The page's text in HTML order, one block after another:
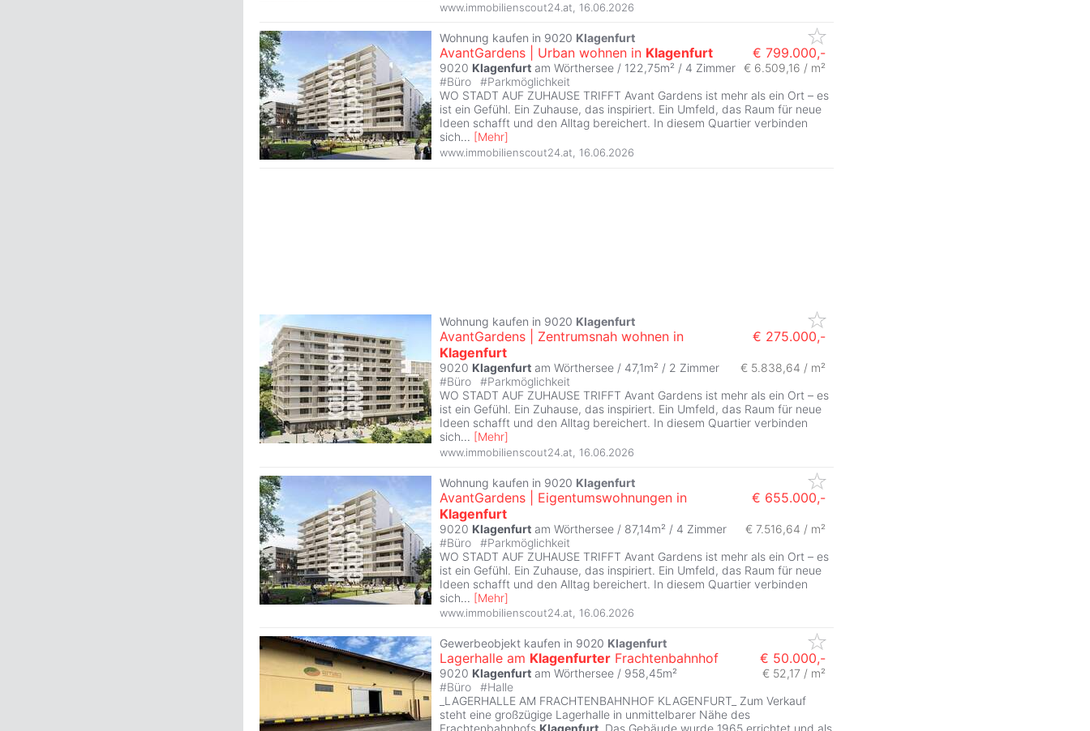
www.immobilienscout24.at 16.06.2026
Wohnung kaufen in 9020 Klagenfurt
AvantGardens | Urban wohnen in Klagenfurt € 799.000,-
9020 Klagenfurt am Wörthersee / 122,75m² / 4 Zimmer € 6.509,16 / m²
#Büro #Parkmöglichkeit
WO STADT AUF ZUHAUSE TRIFFT Avant Gardens ist mehr als ein Ort – es
ist ein Gefühl. Ein Zuhause, das inspiriert. Ein Umfeld, das Raum für neue
Ideen schafft und den Alltag bereichert. In diesem Quartier verbinden
sich... [Mehr]
www.immobilienscout24.at 16.06.2026
Wohnung kaufen in 9020 Klagenfurt
AvantGardens | Zentrumsnah wohnen in
Klagenfurt
€ 275.000,-
9020 Klagenfurt am Wörthersee / 47,1m² / 2 Zimmer
€ 5.838,64 / m²
#Büro #Parkmöglichkeit
WO STADT AUF ZUHAUSE TRIFFT Avant Gardens ist mehr als ein Ort – es
ist ein Gefühl. Ein Zuhause, das inspiriert. Ein Umfeld, das Raum für neue
Ideen schafft und den Alltag bereichert. In diesem Quartier verbinden
sich... [Mehr]
www.immobilienscout24.at 16.06.2026
Wohnung kaufen in 9020 Klagenfurt
AvantGardens | Eigentumswohnungen in
Klagenfurt
€ 655.000,-
9020 Klagenfurt am Wörthersee / 87,14m² / 4 Zimmer
€ 7.516,64 / m²
#Büro #Parkmöglichkeit
WO STADT AUF ZUHAUSE TRIFFT Avant Gardens ist mehr als ein Ort – es
ist ein Gefühl. Ein Zuhause, das inspiriert. Ein Umfeld, das Raum für neue
Ideen schafft und den Alltag bereichert. In diesem Quartier verbinden
sich... [Mehr]
www.immobilienscout24.at, 16.06.2026
Gewerbeobjekt kaufen in 9020 Klagenfurt
Lagerhalle am Klagenfurter Frachtenbahnhof € 50.000,-
9020 Klagenfurt am Wörthersee / 958,45m²
€ 52,17 / m²
#Büro #Halle
_LAGERHALLE AM FRACHTENBAHNHOF KLAGENFURT_ Zum Verkauf
steht eine großzügige Lagerhalle in unmittelbarer Nähe des